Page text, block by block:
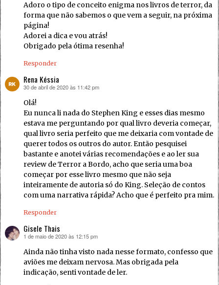
Adoro o tipo de conceito enigma nos livros de terror, da
forma que não sabemos o que vem a seguir, na próxima
página!
Adorei a dica e vou atrás!
Obrigado pela ótima resenha!
Responder
Rena Késsia
disse:
30 de abril de 2020 às 11:42 pm
Olá!
Eu nunca li nada do Stephen King e esses dias mesmo
estava me perguntando por qual livro deveria começar,
qual livro seria perfeito que me deixaria com vontade de
querer todos os outros do autor. Então pesquisei
bastante e anotei várias recomendações e ao ler sua
review de Terror a Bordo, acho que seria uma boa
começar por esse livro mesmo que não seja
inteiramente de autoria só do King. Seleção de contos
com uma narrativa rápida? Acho que é perfeito pra mim.
Responder
Gisele Thais
disse:
1 de maio de 2020 às 12:15 pm
Ainda não tinha visto nada nesse formato, confesso que
aviões me deixam nervosa. Mas obrigada pela
indicação, senti vontade de ler.